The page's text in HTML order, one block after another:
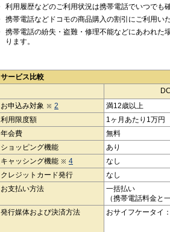
利用履歴などのご利用状況は携帯電話でいつでも
携帯電話などドコモの商品購入の割引にご利用い
携帯電話の紛失・盗難・修理不能などにあわれた
ります。
サービス比較
お申込み対象
2
満12歳以上
利用限度額
1ヶ月あたり1万円
年会費
無料
ショッピング機能
あり
キャッシング機能
4
なし
クレジットカード発行
なし
お支払い方法
一括払い
（携帯電話料金と
発行媒体および決済方法
おサイフケータイ